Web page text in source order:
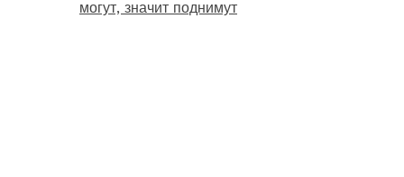
могут, значит поднимут